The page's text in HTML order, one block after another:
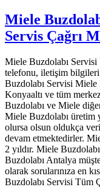
Miele
Servis Çağrı
Miele Buzdolabı
telefonu, iletişim
Buzdolabı Servisi
Konyaaltı ve tüm
Buzdolabı ve Miele
Miele Buzdolabı üretim
olursa olsun oldukça
devam etmektedirler.
2 yıldır. Miele
Buzdolabı Antalya
olarak sorularınıza en
Buzdolabı Servisi Tüm